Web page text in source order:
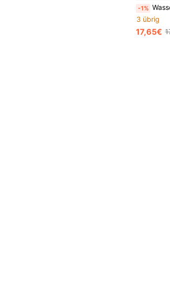
-1% Wasser Sprinkler T-Ball Set und
3 übrig
17,65€